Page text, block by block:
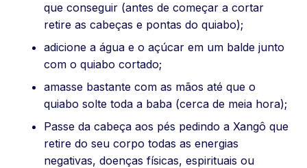
que conseguir (antes de começar a cortar
retire as cabeças e pontas do quiabo);
adicione a água e o açúcar em um balde junto
com o quiabo cortado;
amasse bastante com as mãos até que o
quiabo solte toda a baba (cerca de meia hora);
Passe da cabeça aos pés pedindo a Xangô que
retire do seu corpo todas as energias
negativas, doenças físicas, espirituais ou